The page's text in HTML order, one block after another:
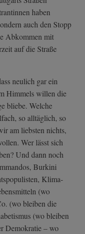
haben
auch den Stopp
Abkommen mit
auf die Straße
neulich gar ein
Himmels willen die
bliebe. Welche
so alltäglich, so
am liebsten nichts,
Wer lässt sich
Und dann noch
Burkini
Klima-
(wo
(wo bleiben die
(wo bleiben
Demokratie – wo